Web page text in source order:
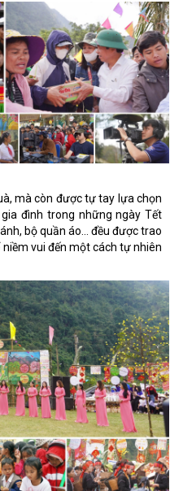
mà còn được tự tay lựa chọn
đình trong những ngày Tết
bộ quần áo… đều được trao
vui đến một cách tự nhiên